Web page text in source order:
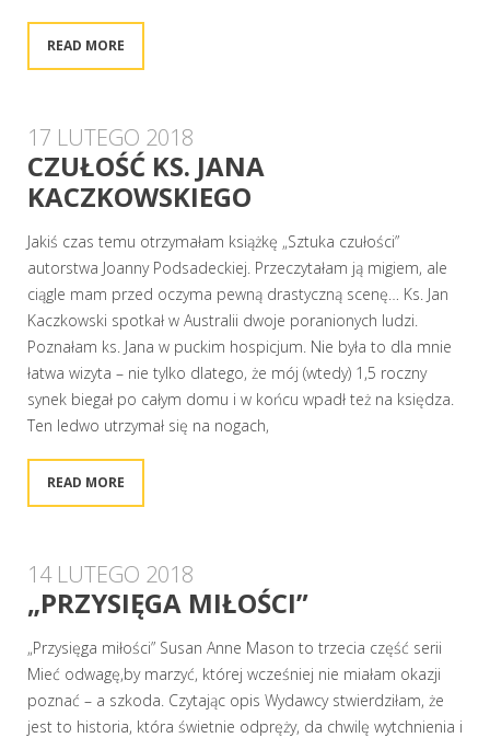
READ MORE
17 LUTEGO 2018
CZUŁOŚĆ KS. JANA
KACZKOWSKIEGO
Jakiś czas temu otrzymałam książkę „Sztuka czułości”
autorstwa Joanny Podsadeckiej. Przeczytałam ją migiem, ale
ciągle mam przed oczyma pewną drastyczną scenę… Ks. Jan
Kaczkowski spotkał w Australii dwoje poranionych ludzi.
Poznałam ks. Jana w puckim hospicjum. Nie była to dla mnie
łatwa wizyta – nie tylko dlatego, że mój (wtedy) 1,5 roczny
synek biegał po całym domu i w końcu wpadł też na księdza.
Ten ledwo utrzymał się na nogach,
READ MORE
14 LUTEGO 2018
„PRZYSIĘGA MIŁOŚCI”
„Przysięga miłości” Susan Anne Mason to trzecia część serii
Mieć odwagę,by marzyć, której wcześniej nie miałam okazji
poznać – a szkoda. Czytając opis Wydawcy stwierdziłam, że
jest to historia, która świetnie odpręży, da chwilę wytchnienia i